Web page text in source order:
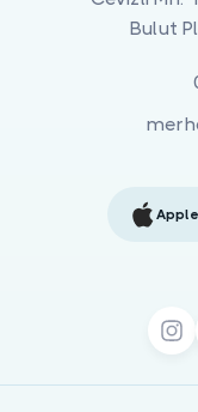
Bulut